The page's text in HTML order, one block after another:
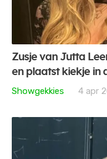
Zusje van Jutta
en plaatst kiekje in
Showgekkies
4 apr